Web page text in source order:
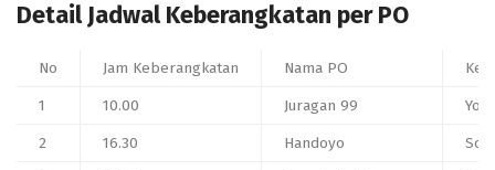
Detail Jadwal Keberangkatan per PO
No Jam Keberangkatan Nama PO
1
10.00 Juragan 99
2
16.30 Handoyo